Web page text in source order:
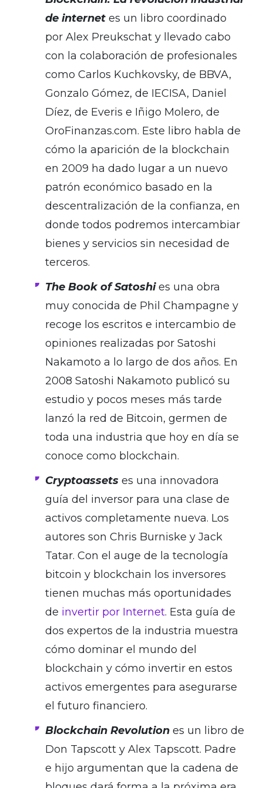
de internet es un libro coordinado
por Alex Preukschat y llevado cabo
con la colaboración de profesionales
como Carlos Kuchkovsky, de BBVA,
Gonzalo Gómez, de IECISA, Daniel
Díez, de Everis e Iñigo Molero, de
OroFinanzas.com. Este libro habla de
cómo la aparición de la blockchain
en 2009 ha dado lugar a un nuevo
patrón económico basado en la
descentralización de la confianza, en
donde todos podremos intercambiar
bienes y servicios sin necesidad de
terceros.
The Book of Satoshies una obra
muy conocida de Phil Champagne y
recoge los escritos e intercambio de
opiniones realizadas por Satoshi
Nakamoto a lo largo de dos años. En
2008 Satoshi Nakamoto publicó su
estudio y pocos meses más tarde
lanzó la red de Bitcoin, germen de
toda una industria que hoy en día se
conoce como blockchain.
Cryptoassets es una innovadora
guía del inversor para una clase de
activos completamente nueva. Los
autores son Chris Burniske y Jack
Tatar. Con el auge de la tecnología
bitcoin y blockchain los inversores
tienen muchas más oportunidades
de invertir por Internet. Esta guía de
dos expertos de la industria muestra
cómo dominar el mundo del
blockchain y cómo invertir en estos
activos emergentes para asegurarse
el futuro financiero.
Blockchain Revolution es un libro de
Don Tapscott y Alex Tapscott. Padre
e hijo argumentan que la cadena de